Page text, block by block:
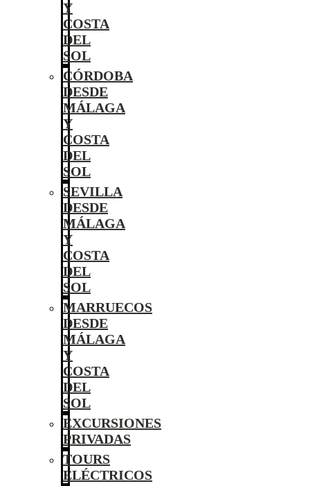
Y
COSTA
DEL
SOL
CÓRDOBA
DESDE
MÁLAGA
Y
COSTA
DEL
SOL
SEVILLA
DESDE
MÁLAGA
Y
COSTA
DEL
SOL
MARRUECOS
DESDE
MÁLAGA
Y
COSTA
DEL
SOL
EXCURSIONES
PRIVADAS
TOURS
ELÉCTRICOS